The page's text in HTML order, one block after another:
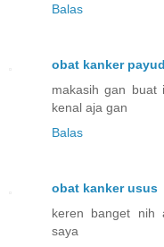
Balas
obat kanker
makasih gan buat
kenal aja gan
Balas
obat kanker usus
keren banget nih
saya